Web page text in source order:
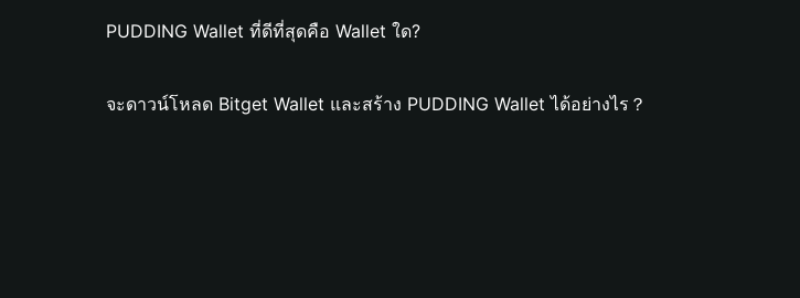
PUDDING Wallet ที่ดีที่สุดคือ Wallet ใด?
จะดาวน์โหลด Bitget Wallet และสร้าง PUDDING Wallet ได้อย่างไร？